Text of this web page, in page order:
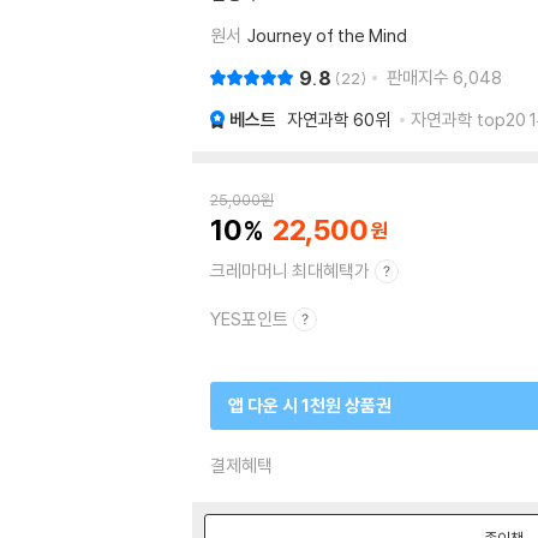
원서 Journey of the Mind
9.8 22 판매지수 6,048
베스트 자연과학 60위 자연과학 top20
25,000원
10 22,500
크레마머니 최대혜택가
YES포인트
앱 다운 시 1천원 상품권
결제혜택